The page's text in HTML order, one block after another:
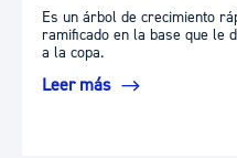
Es un árbol de crecimiento
ramificado en la base que le
a la copa.
Leer más